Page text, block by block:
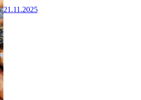
21.11.2025